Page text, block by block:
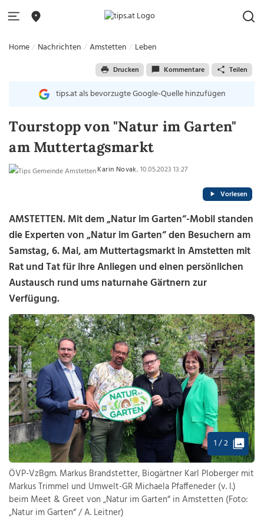
Home Nachrichten Amstetten Leben
Drucken Kommentare Teilen
tips.at als bevorzugte Google-Quelle hinzufügen
Tourstopp von "Natur im Garten"
am Muttertagsmarkt
Karin Novak, 10.05.2023 13:27
Vorlesen
AMSTETTEN. Mit dem „Natur im Garten“-Mobil standen
die Experten von „Natur im Garten“ den Besuchern am
Samstag, 6. Mai, am Muttertagsmarkt in Amstetten mit
Rat und Tat für ihre Anliegen und einen persönlichen
Austausch rund ums naturnahe Gärtnern zur
Verfügung.
1 / 2
ÖVP-VzBgm. Markus Brandstetter, Biogärtner Karl Ploberger mit
Markus Trimmel und Umwelt-GR Michaela Pfaffeneder (v. l.)
beim Meet & Greet von „Natur im Garten“ in Amstetten (Foto:
„Natur im Garten“ / A. Leitner)